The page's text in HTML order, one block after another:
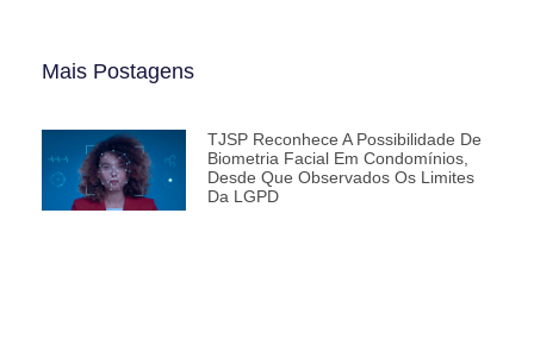
Mais Postagens
TJSP Reconhece A Possibilidade De
Biometria Facial Em Condomínios,
Desde Que Observados Os Limites
Da LGPD